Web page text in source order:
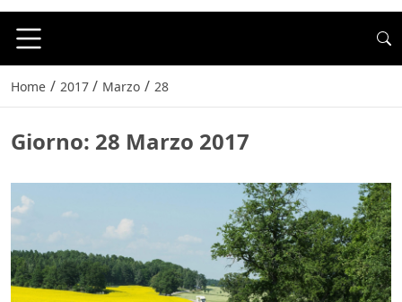
Home / 2017 / Marzo / 28
Giorno: 28 Marzo 2017